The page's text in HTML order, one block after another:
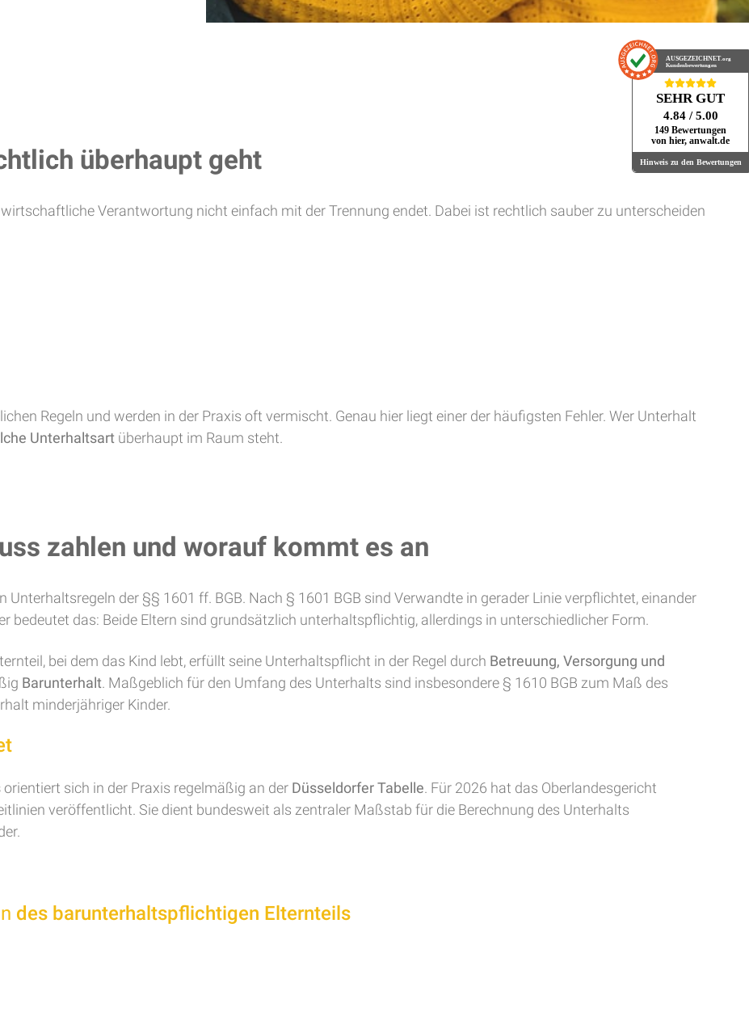
überhaupt geht
Verantwortung nicht einfach mit der Trennung endet. Dabei ist rechtlich sauber zu unterscheiden
Regeln und werden in der Praxis oft vermischt. Genau hier liegt einer der häufigsten Fehler. Wer Unterhalt
Unterhaltsart überhaupt im Raum steht.
zahlen und worauf kommt es an
Unterhaltsregeln der §§ 1601 ff. BGB. Nach § 1601 BGB sind Verwandte in gerader Linie verpflichtet, einander
bedeutet das: Beide Eltern sind grundsätzlich unterhaltspflichtig, allerdings in unterschiedlicher Form.
bei dem das Kind lebt, erfüllt seine Unterhaltspflicht in der Regel durch Betreuung, Versorgung und
Barunterhalt . Maßgeblich für den Umfang des Unterhalts sind insbesondere § 1610 BGB zum Maß des
minderjähriger Kinder.
orientiert sich in der Praxis regelmäßig an der Düsseldorfer Tabelle . Für 2026 hat das Oberlandesgericht
veröffentlicht. Sie dient bundesweit als zentraler Maßstab für die Berechnung des Unterhalts
des barunterhaltspflichtigen Elternteils
AUSGEZEICHNET .org
Kundenbewertungen
SEHR GUT
4.84 / 5.00
149 Bewertungen
von hier, anwalt.de
Hinweis zu den Bewertungen